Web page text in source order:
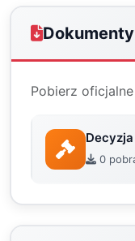
Pobierz
0